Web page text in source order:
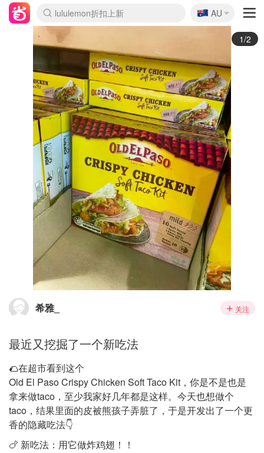
lululemon折扣上新
Sasa美妆护肤3.5折
SSENSE年中2.5折
FreshBeauty好价汇总
Cettire降价+叠9折
WWS Coles超市实拍
viagogo二手票捡漏
Myer超级周末
The Outnet奢牌1折起
David Jones 3折起
Flannels大牌1折
Perfumes Club护肤1折
AMIRO面罩$251
Amazon折扣汇总
eToro入金$200送$50
Amazon数码好物
ICONIC本周7.5折
ThedoubleF高奢地板价
Moose Knuckles 6折
丝芙兰5折起
EUFY摄像头$98
Selenichast首饰2折
Trip机票酒店促销
YSL送5件彩妆礼
Amazon家居好物
Amazon美妆护肤
雅漾大喷$8
过敏原检测盒$33
伊索独家赠50ml沐浴露
科颜氏高保湿面霜$29
SEALIFE海洋馆门票6折
丝塔芙大白罐$16
订阅Newsletter送香薰
Cult Beauty 6.8折
Harrods圣诞日历$525
LN-CC奢牌私促3折
d'Alba空姐喷雾$16
EVE LOM套装£56
Bernardelli独家4折
Adore Beauty 6折起
CT圣诞日历
Mytheresa奢品2.7折
Luxury Escapes 9折
Currentbody美容仪$881
MOON Garden Live
Roborock扫地机$649
Tingo Life水杯$24
Valentino官网5折
CR洗护套装$23
修丽可4件套$159
Myer彩妆2件7折
GANNI官网4.5折
Stylevana韩妆4折
Tessabit高奢8.5折
OGX洗发水$11
Amazon阿德莱德次日达
卡诗8.5折+赠礼
Philips Hue灯具8折
🇦🇺
AU
2/2
希雅_ 关注
最近又挖掘了一个新吃法
🌮在超市看到这个
Old El Paso Crispy Chicken Soft Taco Kit，你是不是也是
拿来做taco，至少我家好几年都是这样。今天也想做个
taco，结果里面的皮被熊孩子弄脏了，于是开发出了一个更
香的隐藏吃法👇
🍗 新吃法：用它做炸鸡翅！！